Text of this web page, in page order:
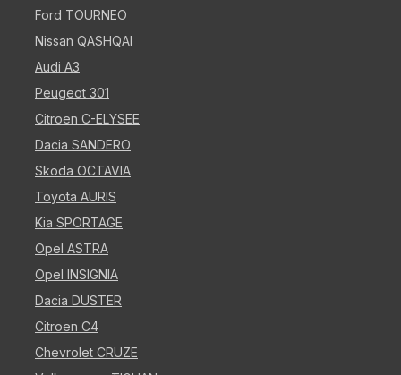
Ford TOURNEO
Nissan QASHQAI
Audi A3
Peugeot 301
Citroen C-ELYSEE
Dacia SANDERO
Skoda OCTAVIA
Toyota AURIS
Kia SPORTAGE
Opel ASTRA
Opel INSIGNIA
Dacia DUSTER
Citroen C4
Chevrolet CRUZE